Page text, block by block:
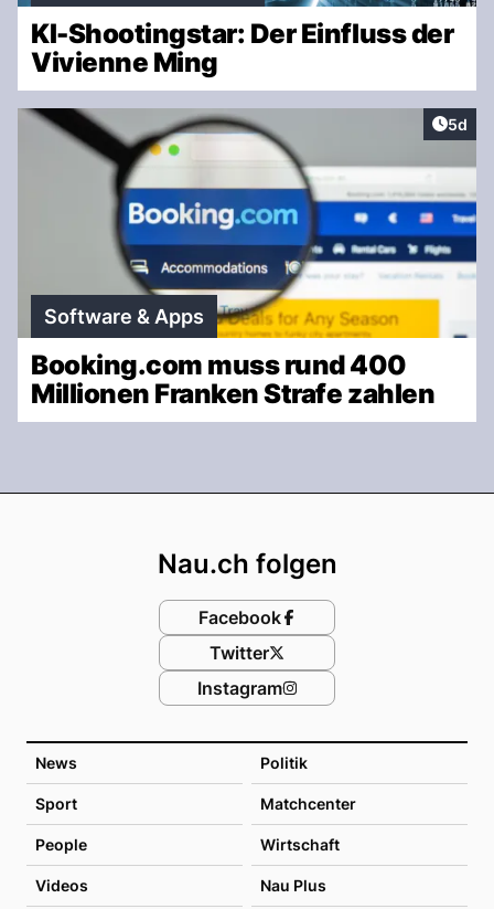
KI-Shootingstar: Der Einfluss der
Vivienne Ming
5d
Software & Apps
Booking.com muss rund 400
Millionen Franken Strafe zahlen
News Politik
Sport Matchcenter
People Wirtschaft
Videos Nau Plus
Nau.ch folgen
Facebook
Twitter
Instagram